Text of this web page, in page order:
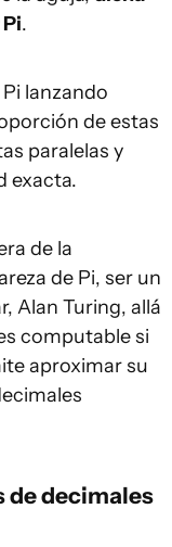
.
lanzando
de estas
paralelas y
exacta.
de la
de Pi, ser un
Alan Turing, allá
computable si
aproximar su
de decimales